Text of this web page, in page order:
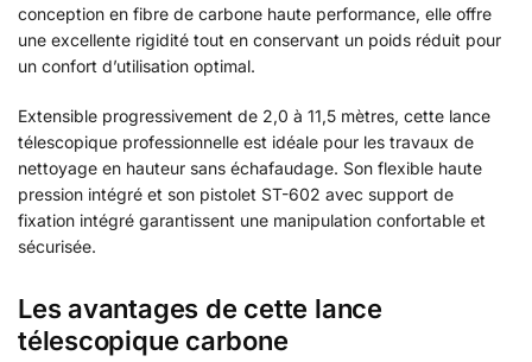
conception en fibre de carbone haute performance, elle offre
une excellente rigidité tout en conservant un poids réduit pour
un confort d’utilisation optimal.
Extensible progressivement de 2,0 à 11,5 mètres, cette lance
télescopique professionnelle est idéale pour les travaux de
nettoyage en hauteur sans échafaudage. Son flexible haute
pression intégré et son pistolet ST-602 avec support de
fixation intégré garantissent une manipulation confortable et
sécurisée.
Les avantages de cette lance
télescopique carbone